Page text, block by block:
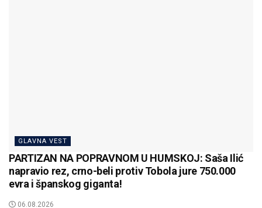
GLAVNA VEST
PARTIZAN NA POPRAVNOM U HUMSKOJ: Saša Ilić
napravio rez, crno-beli protiv Tobola jure 750.000
evra i španskog giganta!
06.08.2026